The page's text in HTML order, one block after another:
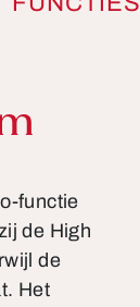
functie
de High
de
Het